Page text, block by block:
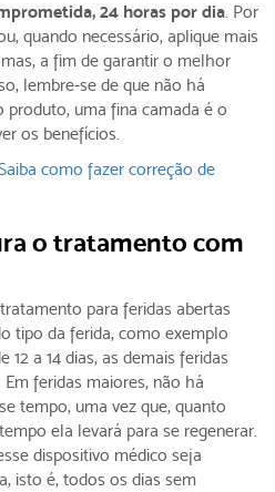
24 horas por dia. Por
quando necessário, aplique mais
a fim de garantir o melhor
lembre-se de que não há
produto, uma fina camada é o
os benefícios.
como fazer correção de
o tratamento com
para feridas abertas
tipo da ferida, como exemplo
12 a 14 dias, as demais feridas
feridas maiores, não há
tempo, uma vez que, quanto
ela levará para se regenerar.
dispositivo médico seja
isto é, todos os dias sem